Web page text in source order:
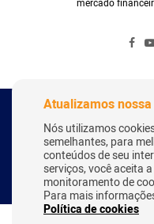
mercado
Copyright Webitcoin
Atualizamos
Nós utilizamos
semelhantes, para
conteúdos de seu
serviços, você aceita
monitoramento de
Para mais
Política de cookies